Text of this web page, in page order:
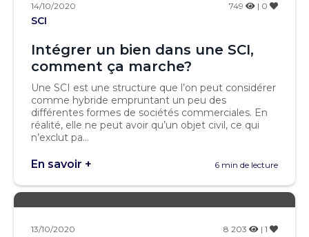
14/10/2020 749 | 0
SCI
Intégrer un bien dans une SCI,
comment ça marche?
Une SCI est une structure que l’on peut considérer
comme hybride empruntant un peu des
différentes formes de sociétés commerciales. En
réalité, elle ne peut avoir qu’un objet civil, ce qui
n’exclut pa...
En savoir + 6 min de lecture
13/10/2020 8 203 | 1